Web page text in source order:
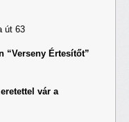
út 63
“Verseny Értesítőt”
vár a